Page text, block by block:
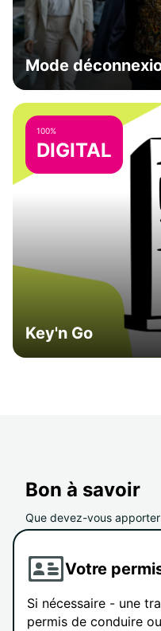
Mode
100%
DIGITAL
Key'n Go
Bon à savoir
Que devez-vous
Votre
Si nécessaire - une
permis de conduire